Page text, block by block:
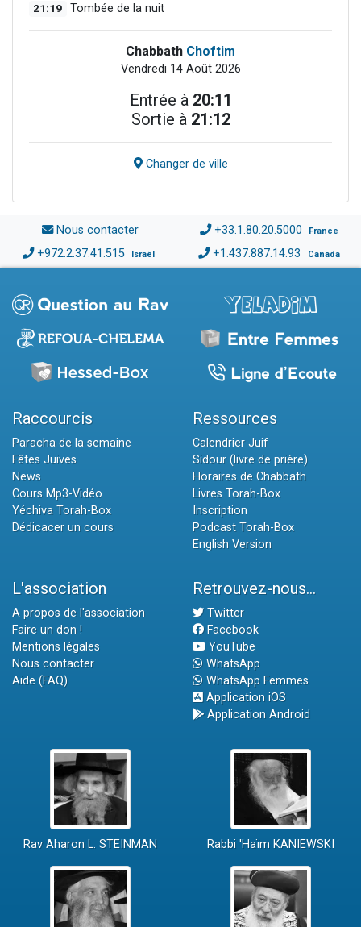
21:19 Tombée de la nuit
Chabbath Choftim
Vendredi 14 Août 2026
Entrée à 20:11
Sortie à 21:12
Changer de ville
Nous contacter +33.1.80.20.5000 France
+972.2.37.41.515 Israël +1.437.887.14.93 Canada
Raccourcis
Paracha de la semaine
Fêtes Juives
News
Cours Mp3-Vidéo
Yéchiva Torah-Box
Dédicacer un cours
Ressources
Calendrier Juif
Sidour (livre de prière)
Horaires de Chabbath
Livres Torah-Box
Inscription
Podcast Torah-Box
English Version
L'association
A propos de l'association
Faire un don !
Mentions légales
Nous contacter
Aide (FAQ)
Retrouvez-nous...
Twitter
Facebook
YouTube
WhatsApp
WhatsApp Femmes
Application iOS
Application Android
Rav Aharon L. STEINMAN Rabbi 'Haïm KANIEWSKI